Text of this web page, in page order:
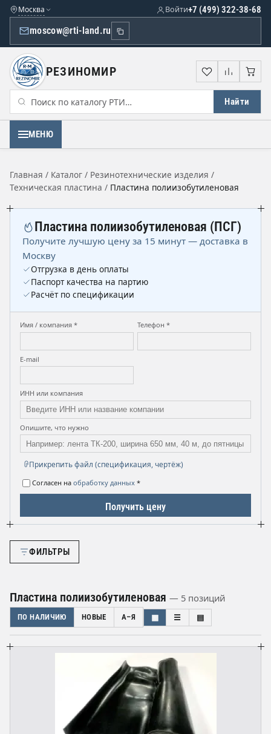
Москва
moscow@rti-land.ru
+7 (499) 322-38-68
Войти
РЕЗИНОМИР
Найти
Избранное
МЕНЮ
Главная / Каталог / Резинотехнические изделия /
Техническая пластина / Пластина полиизобутиленовая
Пластина полиизобутиленовая (ПСГ)
Получите лучшую цену за 15 минут — доставка в
Москву
Отгрузка в день оплаты
Паспорт качества на партию
Расчёт по спецификации
Имя / компания * Телефон *
E-mail
ИНН или компания
Опишите, что нужно
Прикрепить файл (спецификация, чертёж)
Согласен на обработку данных *
Получить цену
ФИЛЬТРЫ
Пластина полиизобутиленовая — 5 позиций
ПО НАЛИЧИЮ НОВЫЕ А–Я ▦ ☰ ▤